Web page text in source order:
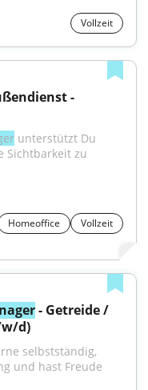
Vollzeit
unterstützt Du
Sichtbarkeit zu
Homeoffice
Vollzeit
- Getreide /
d)
selbstständig,
und hast Freude